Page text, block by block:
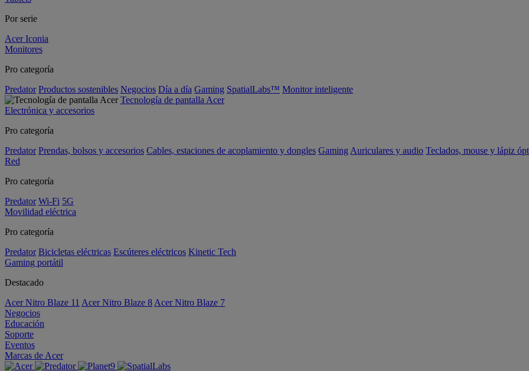
Por serie
Acer Iconia
Monitores
Pro categoría
Predator Productos sostenibles Negocios Día a día Gaming SpatialLabs™ Monitor inteligente
Tecnología de pantalla Acer
Electrónica y accesorios
Pro categoría
Predator Prendas, bolsos y accesorios Cables, estaciones de acoplamiento y dongles Gaming Auriculares y audio Teclados, mouse y lápiz
Red
Pro categoría
Predator Wi-Fi 5G
Movilidad eléctrica
Pro categoría
Predator Bicicletas eléctricas Escúteres eléctricos Kinetic Tech
Gaming portátil
Destacado
Acer Nitro Blaze 11 Acer Nitro Blaze 8 Acer Nitro Blaze 7
Negocios
Educación
Soporte
Eventos
Marcas de Acer